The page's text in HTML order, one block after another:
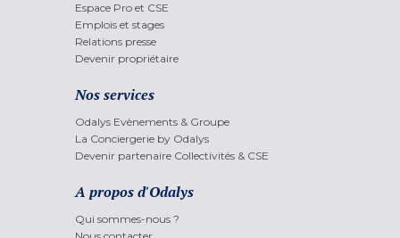
Espace Pro et CSE
Emplois et stages
Relations presse
Devenir propriétaire
Nos services
Odalys Evènements & Groupe
La Conciergerie by Odalys
Devenir partenaire Collectivités & CSE
A propos d'Odalys
Qui sommes-nous ?